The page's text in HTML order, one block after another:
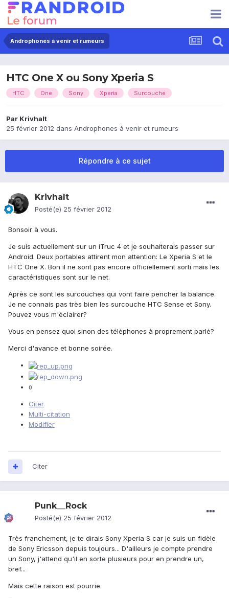
Androphones à venir et rumeurs
HTC One X ou Sony Xperia S
HTC One Sony Xperia Surcouche
Par Krivhalt
25 février 2012 dans Androphones à venir et rumeurs
Répondre à ce sujet
Krivhalt
Posté(e) 25 février 2012
Bonsoir à vous.
Je suis actuellement sur un iTruc 4 et je souhaiterais passer sur
Android. Deux portables attirent mon attention: Le Xperia S et le
HTC One X. Bon il ne sont pas encore officiellement sorti mais les
caractéristiques sont sur le net.
Après ce sont les surcouches qui vont faire pencher la balance.
Je ne connais pas très bien les surcouche HTC Sense et Sony.
Pouvez vous m'éclairer?
Vous en pensez quoi sinon des téléphones à proprement parlé?
Merci d'avance et bonne soirée.
0
Citer
Multi-citation
Modifier
Citer
Punk__Rock
Posté(e) 25 février 2012
Très franchement, je te dirais Sony Xperia S car je suis un fidèle
de Sony Ericsson depuis toujours... D'ailleurs je compte prendre
un Sony, j'attend qu'il en sorte plusieurs pour en prendre un,
bref...
Mais cette raison est pourrie.